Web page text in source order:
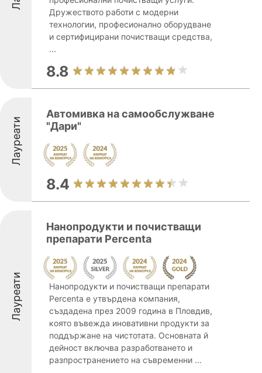
Дружеството работи с модерни
технологии, професионално оборудване
и сертифицирани почистващи средства,
...
8.8
Лауреати
Автомивка на самообслужване
"Дари"
8.4
Лауреати
Нанопродукти и почистващи
препарати Percenta
Нанопродукти и почистващи препарати
Percenta е утвърдена компания,
създадена през 2009 година в Пловдив,
която въвежда иновативни продукти за
поддържане на чистотата. Основната й
дейност включва разработването и
разпространението на съвременни ...